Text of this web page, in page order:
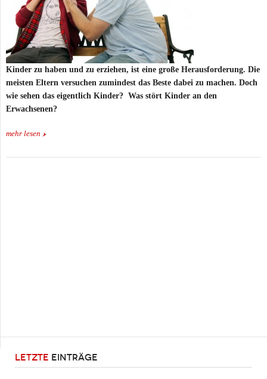
Kinder zu haben und zu erziehen, ist eine große Herausforderung. Die
meisten Eltern versuchen zumindest das Beste dabei zu machen. Doch
wie sehen das eigentlich Kinder? Was stört Kinder an den
Erwachsenen?
mehr lesen
LETZTE EINTRÄGE